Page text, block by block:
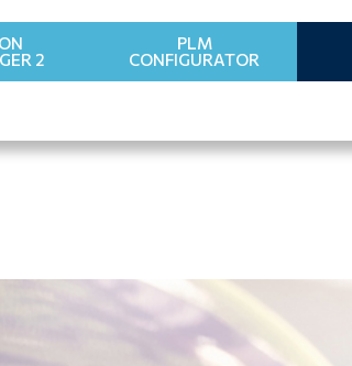
2
PLM
CONFIGURATOR